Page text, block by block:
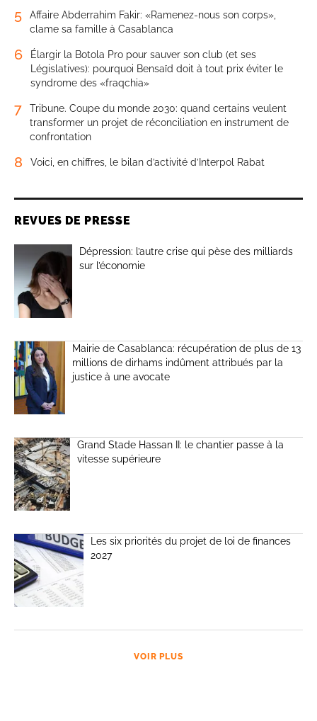
5
Affaire Abderrahim Fakir: «Ramenez-nous son corps»,
clame sa famille à Casablanca
6
Élargir la Botola Pro pour sauver son club (et ses
Législatives): pourquoi Bensaïd doit à tout prix éviter le
syndrome des «fraqchia»
7
Tribune. Coupe du monde 2030: quand certains veulent
transformer un projet de réconciliation en instrument de
confrontation
8 Voici, en chiffres, le bilan d’activité d’Interpol Rabat
REVUES DE PRESSE
Dépression: l’autre crise qui pèse des milliards
sur l’économie
Mairie de Casablanca: récupération de plus de 13
millions de dirhams indûment attribués par la
justice à une avocate
Grand Stade Hassan II: le chantier passe à la
vitesse supérieure
Les six priorités du projet de loi de finances
2027
VOIR PLUS